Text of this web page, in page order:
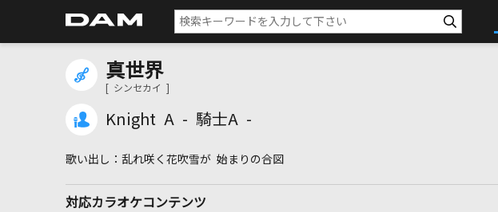
真世界
[ シンセカイ ]
Knight A - 騎士A -
乱れ咲く花吹雪が 始まりの合図
対応カラオケコンテンツ